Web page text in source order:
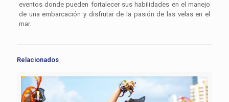
eventos donde pueden fortalecer sus habilidades en el manejo
de una embarcación y disfrutar de la pasión de las velas en el
mar.
Relacionados